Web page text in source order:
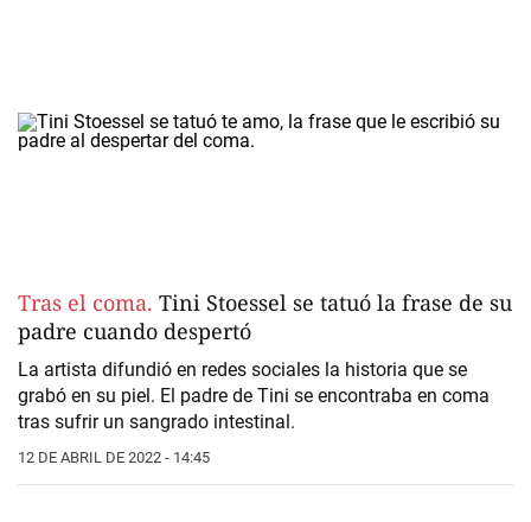
Tras el coma. Tini Stoessel se tatuó la frase de su
padre cuando despertó
La artista difundió en redes sociales la historia que se
grabó en su piel. El padre de Tini se encontraba en coma
tras sufrir un sangrado intestinal.
12 DE ABRIL DE 2022 - 14:45